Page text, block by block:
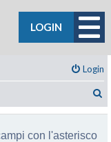
LOGIN
Login
con l'asterisco